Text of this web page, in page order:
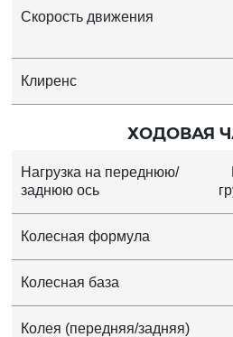
Скорость движения
Клиренс
ХОДОВАЯ
Нагрузка на переднюю/
заднюю ось
Колесная формула
Колесная база
Колея (передняя/задняя)